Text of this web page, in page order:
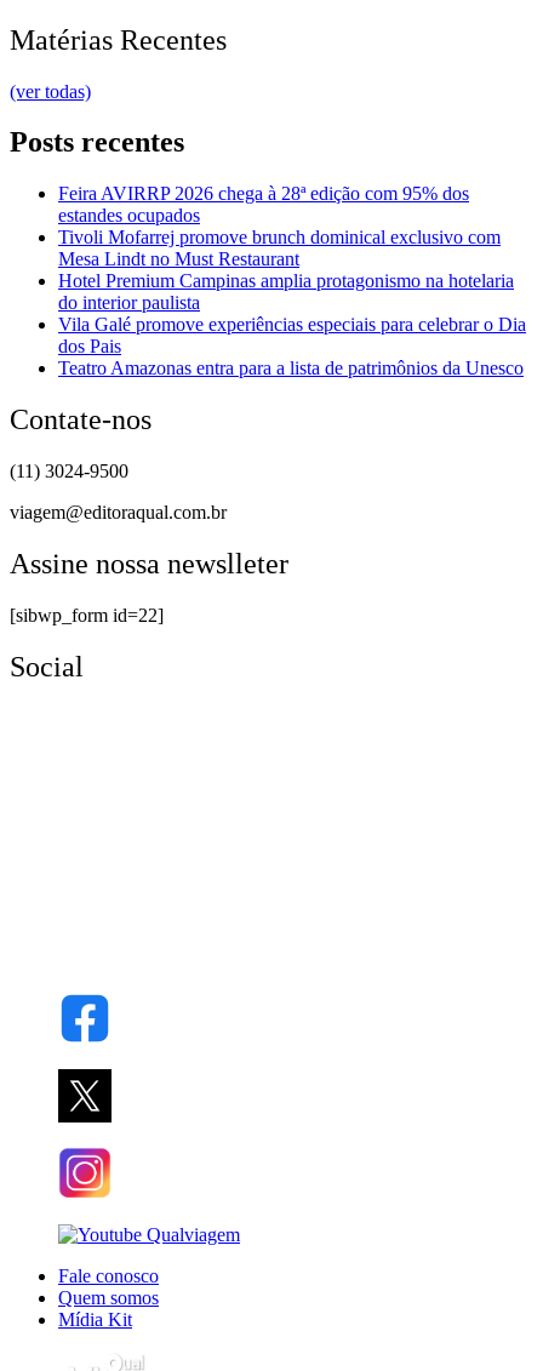
Matérias Recentes
(ver todas)
Posts recentes
Feira AVIRRP 2026 chega à 28ª edição com 95% dos
estandes ocupados
Tivoli Mofarrej promove brunch dominical exclusivo com
Mesa Lindt no Must Restaurant
Hotel Premium Campinas amplia protagonismo na hotelaria
do interior paulista
Vila Galé promove experiências especiais para celebrar o Dia
dos Pais
Teatro Amazonas entra para a lista de patrimônios da Unesco
Contate-nos
(11) 3024-9500
viagem@editoraqual.com.br
Assine nossa newslleter
[sibwp_form id=22]
Social
Fale conosco
Quem somos
Mídia Kit